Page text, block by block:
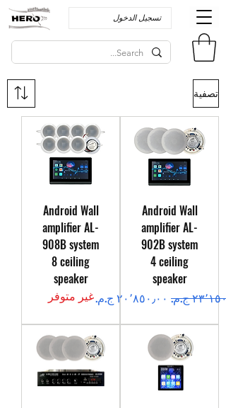
تسجيل الدخول
تصفية
Android Wall
amplifier AL-
902B system
4 ceiling
speaker
عادي
سعر البيع
Android Wall
amplifier AL-
908B system
8 ceiling
speaker
غير متوفر